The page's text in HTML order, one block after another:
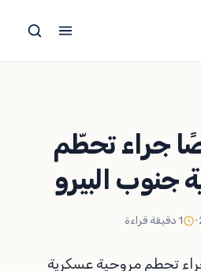
شخصًا جراء تحطّم
جنوب البيرو
• 1 دقيقة قراءة
جراء تحطم مروحية عسكرية